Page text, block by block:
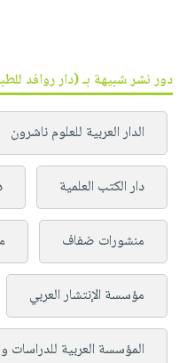
دور نشر شبيهة بـ (دار روافد
الدار العربية للعلوم ناشرون
دار الكتب العلمية
منشورات ضفاف
مؤسسة الإنتشار العربي
المؤسسة العربية للدراسات